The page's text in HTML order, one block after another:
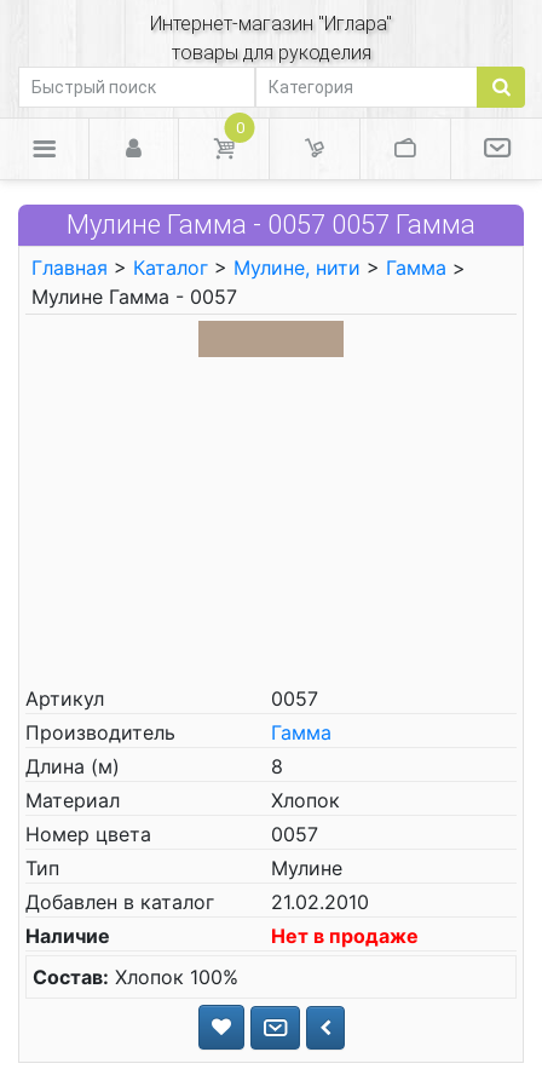
Интернет-магазин "Иглара"
товары для рукоделия
0
Мулине Гамма - 0057 0057 Гамма
Главная > Каталог > Мулине, нити > Гамма >
Мулине Гамма - 0057
Артикул
0057
Производитель
Гамма
Длина (м)
8
Материал
Хлопок
Номер цвета
0057
Тип
Мулине
Добавлен в каталог
21.02.2010
Наличие
Нет в продаже
Состав: Хлопок 100%